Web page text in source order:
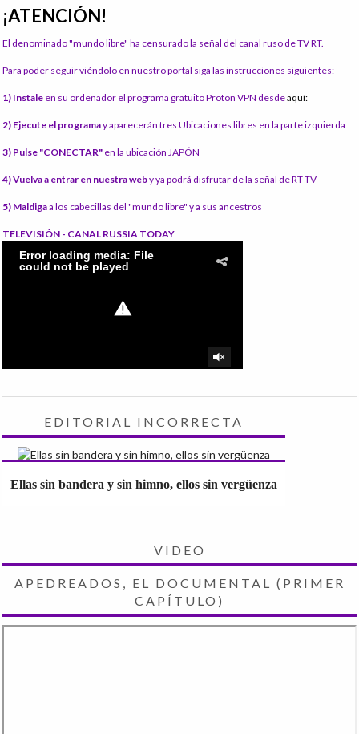
¡ATENCIÓN!
El denominado "mundo libre" ha censurado la señal del canal ruso de TV RT.
Para poder seguir viéndolo en nuestro portal siga las instrucciones siguientes:
1) Instale en su ordenador el programa gratuito Proton VPN desdeaquí:
2) Ejecute el programay aparecerán tres Ubicaciones libres en la parte izquierda
3) Pulse "CONECTAR" en la ubicación JAPÓN
4) Vuelva a entrar en nuestra weby ya podrá disfrutar de la señal de RT TV
5) Maldigaa los cabecillas del "mundo libre" y a sus ancestros
TELEVISIÓN - CANAL RUSSIA TODAY
EDITORIAL INCORRECTA
Ellas sin bandera y sin himno, ellos sin vergüenza
VIDEO
APEDREADOS, EL DOCUMENTAL (PRIMER
CAPÍTULO)